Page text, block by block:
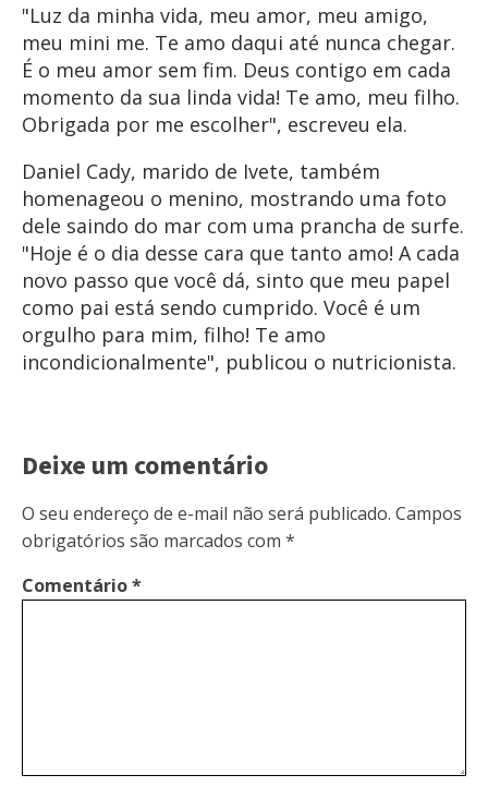
"Luz da minha vida, meu amor, meu amigo,
meu mini me. Te amo daqui até nunca chegar.
É o meu amor sem fim. Deus contigo em cada
momento da sua linda vida! Te amo, meu filho.
Obrigada por me escolher", escreveu ela.
Daniel Cady, marido de Ivete, também
homenageou o menino, mostrando uma foto
dele saindo do mar com uma prancha de surfe.
"Hoje é o dia desse cara que tanto amo! A cada
novo passo que você dá, sinto que meu papel
como pai está sendo cumprido. Você é um
orgulho para mim, filho! Te amo
incondicionalmente", publicou o nutricionista.
Deixe um comentário
O seu endereço de e-mail não será publicado. Campos
obrigatórios são marcados com *
Comentário*